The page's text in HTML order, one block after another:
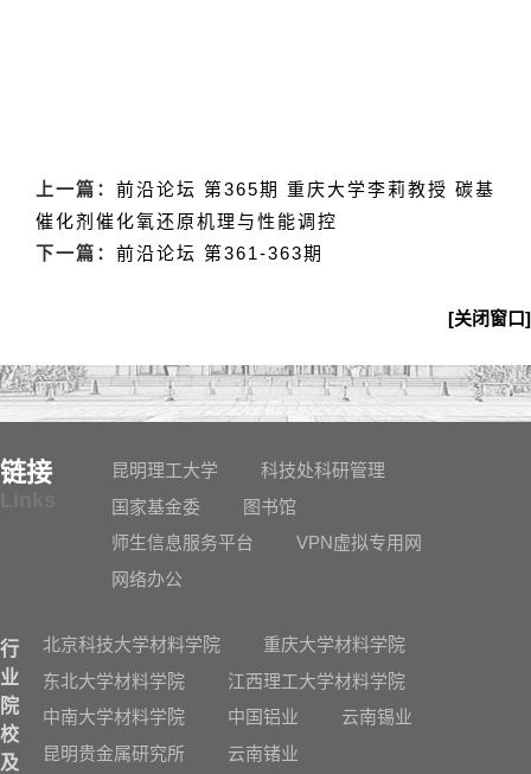
上一篇： 前沿论坛 第365期 重庆大学李莉教授 碳基
催化剂催化氧还原机理与性能调控
下一篇： 前沿论坛 第361-363期
[关闭窗口]
链接 昆明理工大学
科技处科研管理
国家基金委
图书馆
师生信息服务平台
VPN虚拟专用网
网络办公
行
业
院
校
及
北京科技大学材料学院
重庆大学材料学院
东北大学材料学院
江西理工大学材料学院
中南大学材料学院
中国铝业
云南锡业
昆明贵金属研究所
云南锗业